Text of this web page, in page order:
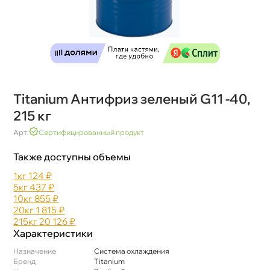
Titanium Антифриз зеленый G11 -40,
215 к
Арт: Сертифицированный продукт
Также доступны объемы
1к 124 ₽
5к437 ₽
10к855 ₽
20к 1 815 ₽
215к 20 126 ₽
Характеристики
Назначение
Система охлаждения
Бренд
Titanium